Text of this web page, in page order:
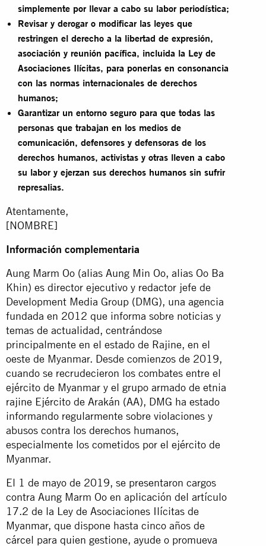
simplemente por llevar a cabo su labor periodística;
Revisar y derogar o modificar las leyes que
restringen el derecho a la libertad de expresión,
asociación y reunión pacífica, incluida la Ley de
Asociaciones Ilícitas, para ponerlas en consonancia
con las normas internacionales de derechos
humanos;
Garantizar un entorno seguro para que todas las
personas que trabajan en los medios de
comunicación, defensores y defensoras de los
derechos humanos, activistas y otras lleven a cabo
su labor y ejerzan sus derechos humanos sin sufrir
represalias.
Atentamente,
[NOMBRE]
Información complementaria
Aung Marm Oo (alias Aung Min Oo, alias Oo Ba
Khin) es director ejecutivo y redactor jefe de
Development Media Group (DMG), una agencia
fundada en 2012 que informa sobre noticias y
temas de actualidad, centrándose
principalmente en el estado de Rajine, en el
oeste de Myanmar. Desde comienzos de 2019,
cuando se recrudecieron los combates entre el
ejército de Myanmar y el grupo armado de etnia
rajine Ejército de Arakán (AA), DMG ha estado
informando regularmente sobre violaciones y
abusos contra los derechos humanos,
especialmente los cometidos por el ejército de
Myanmar.
El 1 de mayo de 2019, se presentaron cargos
contra Aung Marm Oo en aplicación del artículo
17.2 de la Ley de Asociaciones Ilícitas de
Myanmar, que dispone hasta cinco años de
cárcel para quien gestione, ayude o promueva